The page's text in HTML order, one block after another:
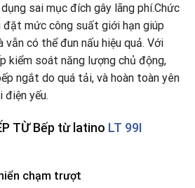
sai mục đích gây lãng phí.Chức
đặt mức công suất giới hạn giúp
có thể đun nấu hiệu quả. Với
kiểm soát năng lượng chủ động,
ngắt do quá tải, và hoàn toàn yên
điện yếu.
TỪ Bếp từ latino LT 99I
chạm trượt